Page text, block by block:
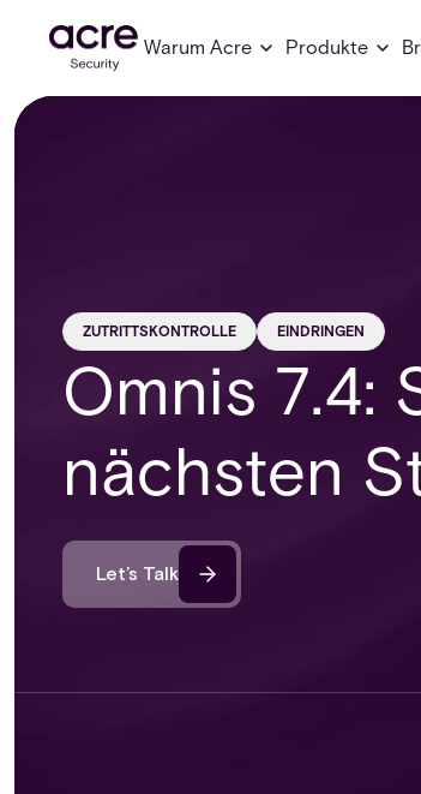
Warum Acre Produkte
ZUTRITTSKONTROLLE EINDRINGEN
Omnis 7.4:
nächsten
Let’s Talk